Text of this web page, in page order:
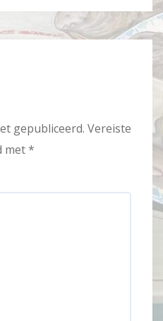
gepubliceerd. Vereiste
met*